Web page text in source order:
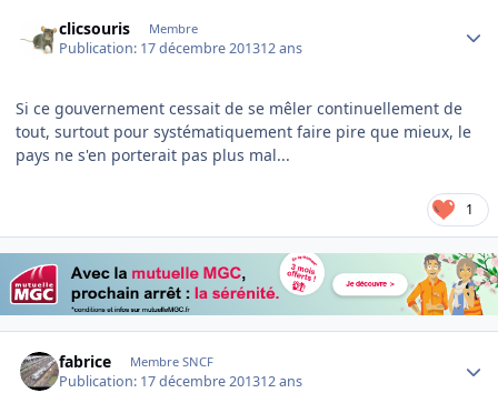
clicsouris Membre
Publication: 17 décembre 201312 ans
Si ce gouvernement cessait de se mêler continuellement de
tout, surtout pour systématiquement faire pire que mieux, le
pays ne s'en porterait pas plus mal...
1
fabrice Membre SNCF
Publication: 17 décembre 201312 ans